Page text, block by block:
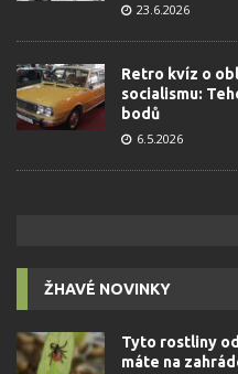
23.6.2026
Retro kvíz o
socialismu:
bodů
6.5.2026
ŽHAVÉ NOVINKY
Tyto rostliny
máte na